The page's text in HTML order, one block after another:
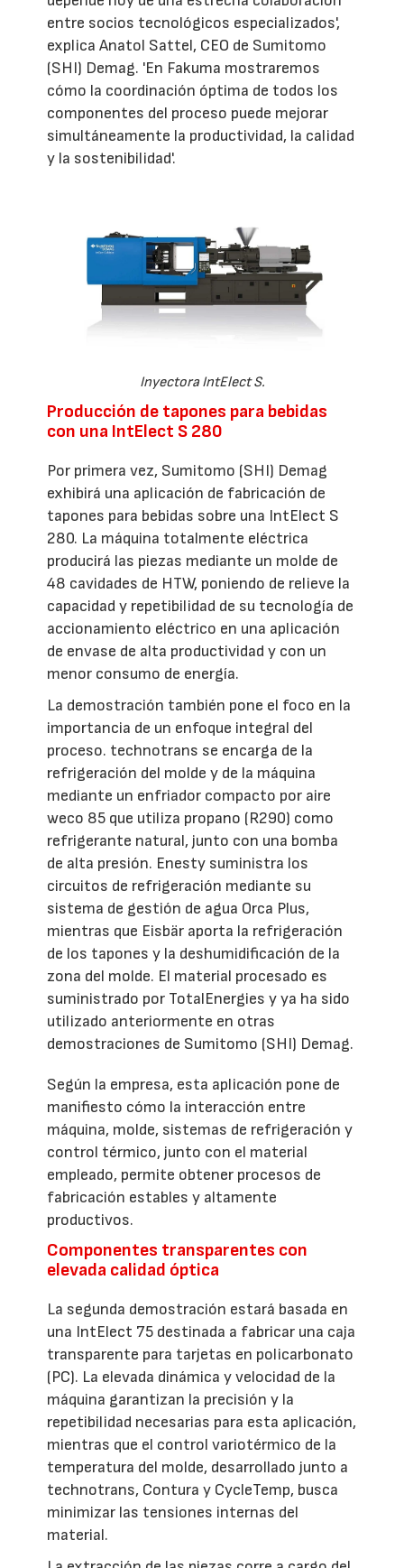
entre socios tecnológicos especializados',
explica Anatol Sattel, CEO de Sumitomo
(SHI) Demag. 'En Fakuma mostraremos
cómo la coordinación óptima de todos los
componentes del proceso puede mejorar
simultáneamente la productividad, la calidad
y la sostenibilidad'.
Inyectora IntElect S.
Producción de tapones para bebidas
con una IntElect S 280
Por primera vez, Sumitomo (SHI) Demag
exhibirá una aplicación de fabricación de
tapones para bebidas sobre una IntElect S
280. La máquina totalmente eléctrica
producirá las piezas mediante un molde de
48 cavidades de HTW, poniendo de relieve la
capacidad y repetibilidad de su tecnología de
accionamiento eléctrico en una aplicación
de envase de alta productividad y con un
menor consumo de energía.
La demostración también pone el foco en la
importancia de un enfoque integral del
proceso. technotrans se encarga de la
refrigeración del molde y de la máquina
mediante un enfriador compacto por aire
weco 85 que utiliza propano (R290) como
refrigerante natural, junto con una bomba
de alta presión. Enesty suministra los
circuitos de refrigeración mediante su
sistema de gestión de agua Orca Plus,
mientras que Eisbär aporta la refrigeración
de los tapones y la deshumidificación de la
zona del molde. El material procesado es
suministrado por TotalEnergies y ya ha sido
utilizado anteriormente en otras
demostraciones de Sumitomo (SHI) Demag.
Según la empresa, esta aplicación pone de
manifiesto cómo la interacción entre
máquina, molde, sistemas de refrigeración y
control térmico, junto con el material
empleado, permite obtener procesos de
fabricación estables y altamente
productivos.
Componentes transparentes con
elevada calidad óptica
La segunda demostración estará basada en
una IntElect 75 destinada a fabricar una caja
transparente para tarjetas en policarbonato
(PC). La elevada dinámica y velocidad de la
máquina garantizan la precisión y la
repetibilidad necesarias para esta aplicación,
mientras que el control variotérmico de la
temperatura del molde, desarrollado junto a
technotrans, Contura y CycleTemp, busca
minimizar las tensiones internas del
material.